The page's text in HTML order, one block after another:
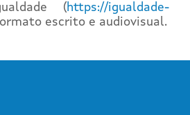
( https://igualdade-
escrito e audiovisual.